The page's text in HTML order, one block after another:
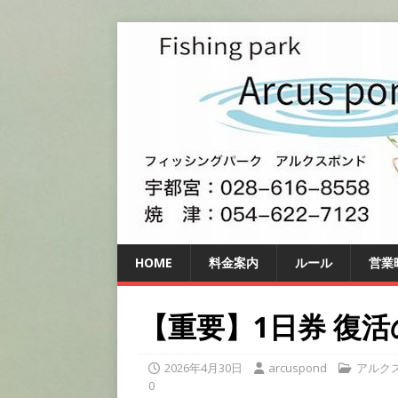
HOME 料金案内 ルール 営業
【重要】1日券 復
2026年4月30日 arcuspond アルク
0